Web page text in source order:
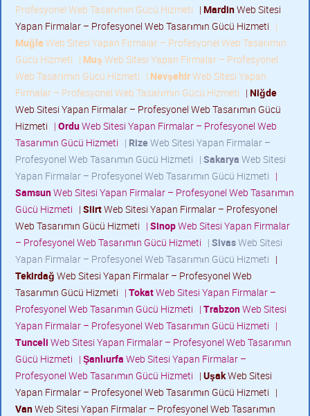
Profesyonel Web Tasarımın Gücü Hizmeti | MardinWeb Sitesi
Yapan Firmalar – Profesyonel Web Tasarımın Gücü Hizmeti |
Muğla Web Sitesi Yapan Firmalar – Profesyonel Web Tasarımın
Gücü Hizmeti | Muş Web Sitesi Yapan Firmalar – Profesyonel
Web Tasarımın Gücü Hizmeti | NevşehirWeb Sitesi Yapan
Firmalar – Profesyonel Web Tasarımın Gücü Hizmeti | Niğde
Web Sitesi Yapan Firmalar – Profesyonel Web Tasarımın Gücü
Hizmeti | OrduWeb Sitesi Yapan Firmalar – Profesyonel Web
Tasarımın Gücü Hizmeti | Rize Web Sitesi Yapan Firmalar –
Profesyonel Web Tasarımın Gücü Hizmeti | Sakarya Web Sitesi
Yapan Firmalar – Profesyonel Web Tasarımın Gücü Hizmeti |
SamsunWeb Sitesi Yapan Firmalar – Profesyonel Web Tasarımın
Gücü Hizmeti | SiirtWeb Sitesi Yapan Firmalar – Profesyonel
Web Tasarımın Gücü Hizmeti | SinopWeb Sitesi Yapan Firmalar
– Profesyonel Web Tasarımın Gücü Hizmeti | SivasWeb Sitesi
Yapan Firmalar – Profesyonel Web Tasarımın Gücü Hizmeti |
Tekirdağ Web Sitesi Yapan Firmalar – Profesyonel Web
Tasarımın Gücü Hizmeti | TokatWeb Sitesi Yapan Firmalar –
Profesyonel Web Tasarımın Gücü Hizmeti | TrabzonWeb Sitesi
Yapan Firmalar – Profesyonel Web Tasarımın Gücü Hizmeti |
Tunceli Web Sitesi Yapan Firmalar – Profesyonel Web Tasarımın
Gücü Hizmeti | Şanlıurfa Web Sitesi Yapan Firmalar –
Profesyonel Web Tasarımın Gücü Hizmeti | UşakWeb Sitesi
Yapan Firmalar – Profesyonel Web Tasarımın Gücü Hizmeti |
VanWeb Sitesi Yapan Firmalar – Profesyonel Web Tasarımın